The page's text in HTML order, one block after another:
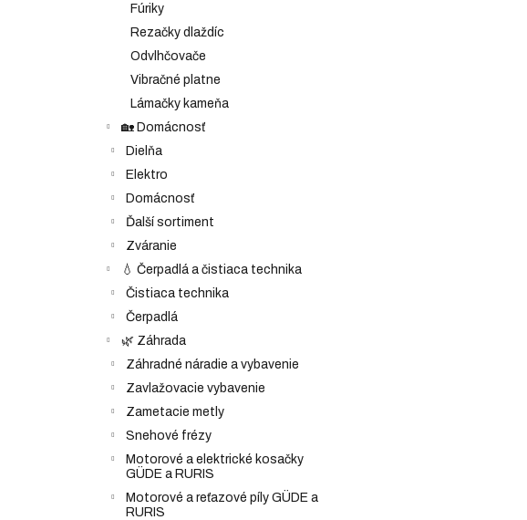
Fúriky
Rezačky dlaždíc
Odvlhčovače
Vibračné platne
Lámačky kameňa
🏡 Domácnosť
Dielňa
Elektro
Domácnosť
Ďalší sortiment
Zváranie
💧 Čerpadlá a čistiaca technika
Čistiaca technika
Čerpadlá
🌿 Záhrada
Záhradné náradie a vybavenie
Zavlažovacie vybavenie
Zametacie metly
Snehové frézy
Motorové a elektrické kosačky
GÜDE a RURIS
Motorové a reťazové píly GÜDE a
RURIS